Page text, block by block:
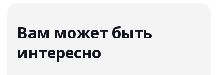
Вам может быть
интересно